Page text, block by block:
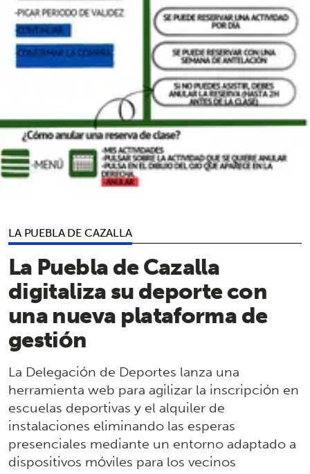
LA PUEBLA DE CAZALLA
La Puebla de Cazalla
digitaliza su deporte con
una nueva plataforma de
gestión
La Delegación de Deportes lanza una
herramienta web para agilizar la inscripción en
escuelas deportivas y el alquiler de
instalaciones eliminando las esperas
presenciales mediante un entorno adaptado a
dispositivos móviles para los vecinos